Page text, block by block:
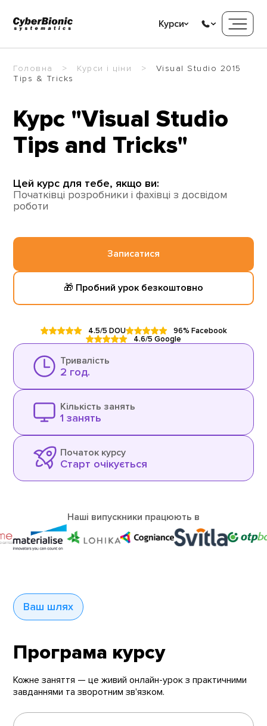
Курси
Головна Курси і ціни
Visual Studio 2015
Tips & Tricks
Курс "Visual Studio
Tips and Tricks"
Цей курс для тебе, якщо ви:
Початківці розробники і фахівці з досвідом
роботи
Записатися
🎁 Пробний урок безкоштовно
4.5/5 DOU
96% Facebook
4.6/5 Google
Тривалість
2 год.
Кількість занять
1 занять
Початок курсу
Старт очікується
Наші випускники працюють в
Ваш шлях
Програма курсу
Кожне заняття — це живий онлайн-урок з практичними
завданнями та зворотним зв'язком.